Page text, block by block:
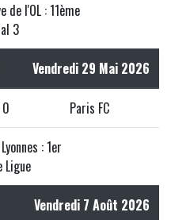
de l'OL : 11ème
3
Vendredi 29 Mai 2026
0 Paris FC
: 1er
Ligue
Vendredi 7 Août 2026